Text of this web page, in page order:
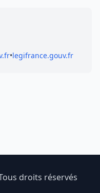
•legifrance.gouv.fr
droits réservés